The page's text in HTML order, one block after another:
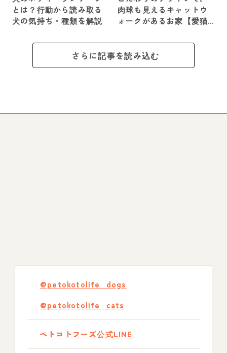
とは？行動から読み取る
犬の気持ち・種類を解説
肉球も見えるキャットウ
ォークがあるお家【愛猫
さらに記事を読み込む
@petokotolife_dogs
@petokotolife_cats
ペトコトフーズ公式LINE